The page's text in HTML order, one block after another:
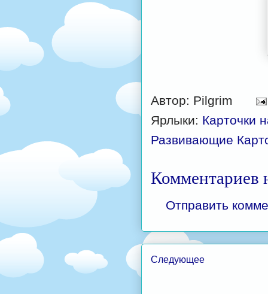
Автор: Pilgrim
Ярлыки: Карточки
Развивающие
Комментариев
Отправить
Следующее